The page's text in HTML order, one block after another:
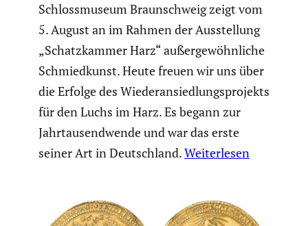
Schloss­mu­seum Braun­schweig zeigt vom
5. August an im Rahmen der Ausstel­lung
„Schatz­kammer Harz“ außer­ge­wöhn­liche
Schmied­kunst. Heute freuen wir uns über
die Erfolge des Wieder­an­sied­lungs­pro­jekts
für den Luchs im Harz. Es begann zur
Jahrtau­send­wende und war das erste
seiner Art in Deutsch­land.Weiterlesen